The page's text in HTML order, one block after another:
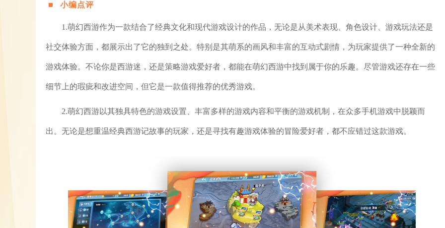
小编点评
1.萌幻西游作为一款结合了经典文化和现代游戏设计的作品，无论是从美术表现、角色设计、游戏玩法还是
社交体验方面，都展示出了它的独到之处。特别是其萌系的画风和丰富的互动式剧情，为玩家提供了一种全新的
游戏体验。不论你是西游迷，还是策略游戏爱好者，都能在萌幻西游中找到属于你的乐趣。尽管游戏还存在一些
细节上的瑕疵和改进空间，但它是一款值得推荐的优秀游戏。
2.萌幻西游以其独具特色的游戏设置、丰富多样的游戏内容和平衡的游戏机制，在众多手机游戏中脱颖而
出。无论是想重温经典西游记故事的玩家，还是寻找有趣游戏体验的冒险爱好者，都不应错过这款游戏。